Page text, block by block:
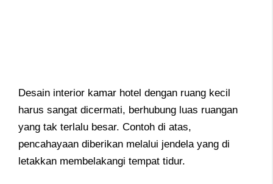
Desain interior kamar hotel dengan ruang kecil
harus sangat dicermati, berhubung luas ruangan
yang tak terlalu besar. Contoh di atas,
pencahayaan diberikan melalui jendela yang di
letakkan membelakangi tempat tidur.